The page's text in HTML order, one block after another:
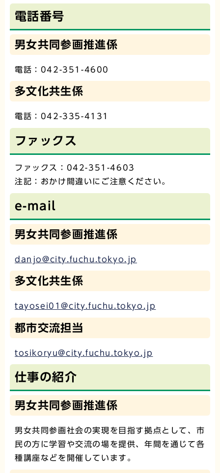
電話番号
男女共同参画推進係
電話：042-351-4600
多文化共生係
電話：042-335-4131
ファックス
ファックス：042-351-4603
注記：おかけ間違いにご注意ください。
e-mail
男女共同参画推進係
danjo@city.fuchu.tokyo.jp
多文化共生係
tayosei01@city.fuchu.tokyo.jp
都市交流担当
tosikoryu@city.fuchu.tokyo.jp
仕事の紹介
男女共同参画推進係
男女共同参画社会の実現を目指す拠点として、市
民の方に学習や交流の場を提供、年間を通じて各
種講座などを開催しています。